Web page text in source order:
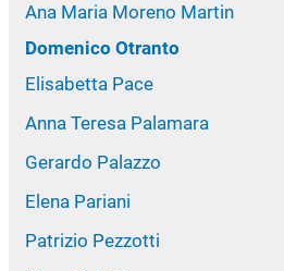
Ana Maria Moreno Martin
Domenico Otranto
Elisabetta Pace
Anna Teresa Palamara
Gerardo Palazzo
Elena Pariani
Patrizio Pezzotti